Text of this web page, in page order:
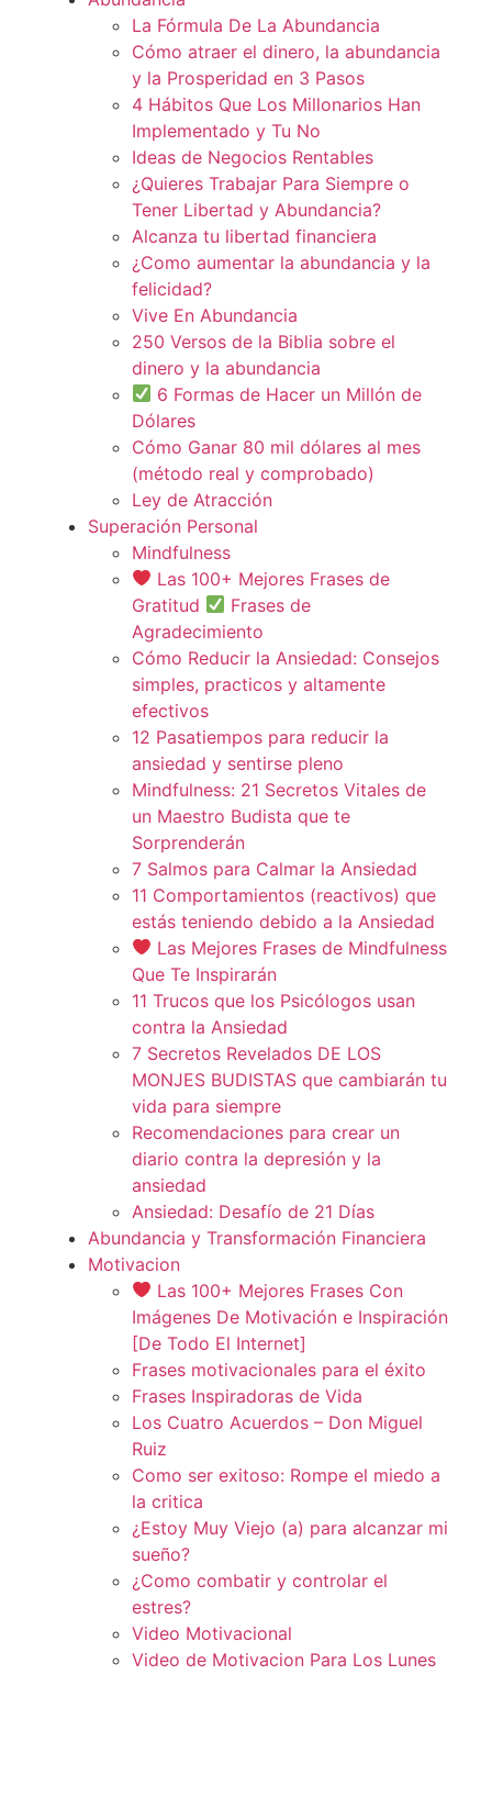
La Fórmula De La Abundancia
Cómo atraer el dinero, la abundancia
y la Prosperidad en 3 Pasos
4 Hábitos Que Los Millonarios Han
Implementado y Tu No
Ideas de Negocios Rentables
¿Quieres Trabajar Para Siempre o
Tener Libertad y Abundancia?
Alcanza tu libertad financiera
¿Como aumentar la abundancia y la
felicidad?
Vive En Abundancia
250 Versos de la Biblia sobre el
dinero y la abundancia
6 Formas de Hacer un Millón de
Dólares
Cómo Ganar 80 mil dólares al mes
(método real y comprobado)
Ley de Atracción
Superación Personal
Mindfulness
Las 100+ Mejores Frases de
Gratitud
Frases de
Agradecimiento
Cómo Reducir la Ansiedad: Consejos
simples, practicos y altamente
efectivos
12 Pasatiempos para reducir la
ansiedad y sentirse pleno
Mindfulness: 21 Secretos Vitales de
un Maestro Budista que te
Sorprenderán
7 Salmos para Calmar la Ansiedad
11 Comportamientos (reactivos) que
estás teniendo debido a la Ansiedad
Las Mejores Frases de Mindfulness
Que Te Inspirarán
11 Trucos que los Psicólogos usan
contra la Ansiedad
7 Secretos Revelados DE LOS
MONJES BUDISTAS que cambiarán tu
vida para siempre
Recomendaciones para crear un
diario contra la depresión y la
ansiedad
Ansiedad: Desafío de 21 Días
Abundancia y Transformación Financiera
Motivacion
Las 100+ Mejores Frases Con
Imágenes De Motivación e Inspiración
[De Todo El Internet]
Frases motivacionales para el éxito
Frases Inspiradoras de Vida
Los Cuatro Acuerdos – Don Miguel
Ruiz
Como ser exitoso: Rompe el miedo a
la critica
¿Estoy Muy Viejo (a) para alcanzar mi
sueño?
¿Como combatir y controlar el
estres?
Video Motivacional
Video de Motivacion Para Los Lunes